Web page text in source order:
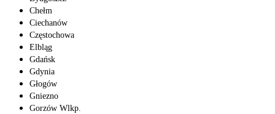
Chełm
Ciechanów
Częstochowa
Elbląg
Gdańsk
Gdynia
Głogów
Gniezno
Gorzów Wlkp.